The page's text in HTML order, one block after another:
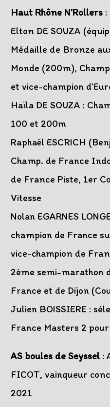
Haut Rhône N’Rollers :
Elton DE SOUZA
Médaille de Bronze
Monde (200m),
et vice-champion
Haïla DE SOUZA :
100 et 200m
Raphaël ESCRICH
Champ. de France
de France Piste, 1er
Vitesse
Nolan EGARNES
champion de France
vice-champion de
2ème semi-marathon
France et de Dijon
Julien BOISSIERE :
France Masters 2
AS boules de Seyssel :
FICOT, vainqueur
2021